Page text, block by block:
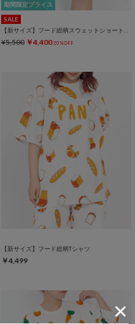
期間限定プライス
SALE
¥5,500 ￥4,400 20%OFF
【新サイズ】フード総柄Tシャツ
￥4,499